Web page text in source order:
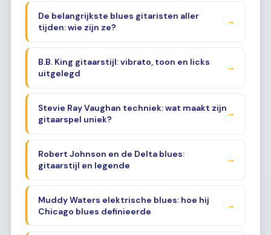
De belangrijkste blues gitaristen aller
tijden: wie zijn ze?
→
B.B. King gitaarstijl: vibrato, toon en licks
uitgelegd
→
Stevie Ray Vaughan techniek: wat maakt zijn
gitaarspel uniek?
→
Robert Johnson en de Delta blues:
gitaarstijl en legende
→
Muddy Waters elektrische blues: hoe hij
Chicago blues definieerde
→